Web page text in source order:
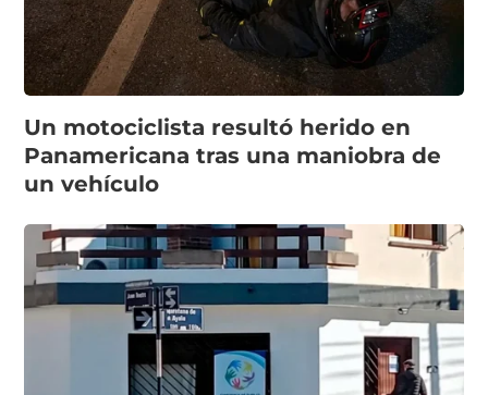
Un motociclista resultó herido en
Panamericana tras una maniobra de
un vehículo